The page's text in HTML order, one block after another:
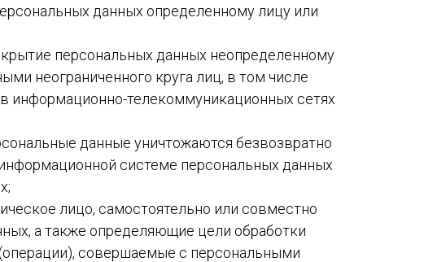
данных определенному лицу или
персональных данных неопределенному
неограниченного круга лиц, в том числе
информационно-телекоммуникационных сетях
данные уничтожаются безвозвратно
системе персональных данных
лицо, самостоятельно или совместно
а также определяющие цели обработки
совершаемые с персональными